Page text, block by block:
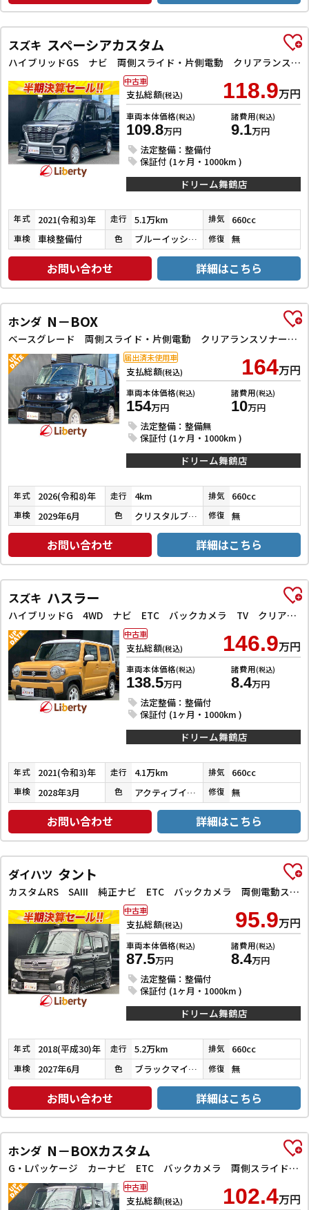
スズキ スペーシアカスタム
ハイブリッドGS ナビ 両側スライド・片側電動 クリアランスソナー オートクルーズコントロール レーンアシスト 衝突被害軽減システム オートライト スマートキー アイドリングストップ 電動格納ミラー シートヒーター
支払総額(税込) 118.9万円
車両本体価格(税込)
109.8万円
諸費用(税込)
9.1万円
法定整備：整備付
保証付 (1ヶ月・1000km )
中古車
ドリーム舞鶴店
年式 2021(令和3)年 走行 5.1万km 排気 660cc
車検 車検整備付 色 ブルーイッシュブラックパール３ 修復 無
お問い合わせ 詳細はこちら
ホンダ N－BOX
ベースグレード 両側スライド・片側電動 クリアランスソナー オートクルーズコントロール オートライト スマートキー アイドリングストップ 電動格納ミラー シートヒーター ベンチシート CVT ABS
支払総額(税込) 164万円
車両本体価格(税込)
154万円
諸費用(税込)
10万円
法定整備：整備無
保証付 (1ヶ月・1000km )
届出済未使用車
ドリーム舞鶴店
年式 2026(令和8)年 走行 4km 排気 660cc
車検 2029年6月 色 クリスタルブラックパール 修復 無
お問い合わせ 詳細はこちら
スズキ ハスラー
ハイブリッドG 4WD ナビ ETC バックカメラ TV クリアランスソナー レーンアシスト 衝突被害軽減システム オートライト スマートキー アイドリングストップ 電動格納ミラー シートヒーター CVT
支払総額(税込) 146.9万円
車両本体価格(税込)
138.5万円
諸費用(税込)
8.4万円
法定整備：整備付
保証付 (1ヶ月・1000km )
中古車
ドリーム舞鶴店
年式 2021(令和3)年 走行 4.1万km 排気 660cc
車検 2028年3月 色 アクティブイエロー／ホワイト 修復 無
お問い合わせ 詳細はこちら
ダイハツ タント
カスタムRS SAIII 純正ナビ ETC バックカメラ 両側電動スライドドア TV クリアランスソナー 衝突被害軽減システム オートライト LEDヘッドランプ スマートキー アイドリングストップ シートヒーター
支払総額(税込) 95.9万円
車両本体価格(税込)
87.5万円
諸費用(税込)
8.4万円
法定整備：整備付
保証付 (1ヶ月・1000km )
中古車
ドリーム舞鶴店
年式 2018(平成30)年 走行 5.2万km 排気 660cc
車検 2027年6月 色 ブラックマイカメタリック 修復 無
お問い合わせ 詳細はこちら
ホンダ N－BOXカスタム
G・Lパッケージ カーナビ ETC バックカメラ 両側スライド・片側電動 TV オートライト HID スマートキー アイドリングストップ 電動格納ミラー ベンチシート CVT 盗難防止システム ABS ESC
支払総額(税込) 102.4万円
中古車